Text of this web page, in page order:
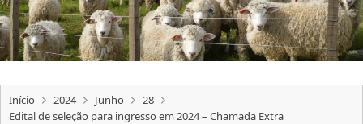
EDITAIS
INTERNACIONAL
OUVIDORIA
PORTARIAS
TELEFONES
Início 2024 Junho
28
Edital de seleção para ingresso em 2024 – Chamada Extra